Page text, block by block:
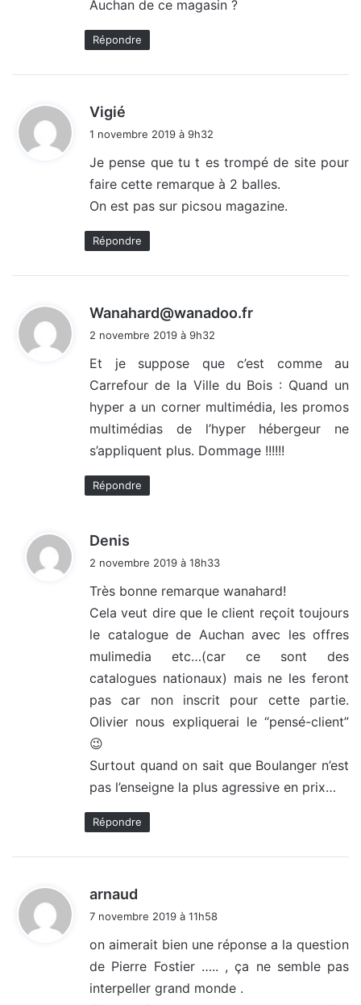
Auchan de ce magasin ?
Répondre
Vigié
:
1 novembre 2019 à 9h32
Je pense que tu t es trompé de site pour
faire cette remarque à 2 balles.
On est pas sur picsou magazine.
Répondre
Wanahard@wanadoo.fr
:
2 novembre 2019 à 9h32
Et je suppose que c’est comme au
Carrefour de la Ville du Bois : Quand un
hyper a un corner multimédia, les promos
multimédias de l’hyper hébergeur ne
s’appliquent plus. Dommage !!!!!!
Répondre
Denis
:
2 novembre 2019 à 18h33
Très bonne remarque wanahard!
Cela veut dire que le client reçoit toujours
le catalogue de Auchan avec les offres
mulimedia etc…(car ce sont des
catalogues nationaux) mais ne les feront
pas car non inscrit pour cette partie.
Olivier nous expliquerai le “pensé-client”
😉
Surtout quand on sait que Boulanger n’est
pas l’enseigne la plus agressive en prix…
Répondre
arnaud
:
7 novembre 2019 à 11h58
on aimerait bien une réponse a la question
de Pierre Fostier ….. , ça ne semble pas
interpeller grand monde .